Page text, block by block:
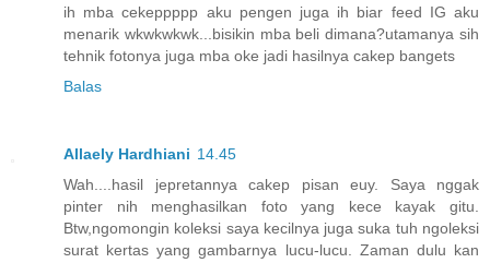
ih mba cekeppppp aku pengen juga ih biar feed IG aku
menarik wkwkwkwk...bisikin mba beli dimana?utamanya sih
tehnik fotonya juga mba oke jadi hasilnya cakep bangets
Balas
Allaely Hardhiani 14.45
Wah....hasil jepretannya cakep pisan euy. Saya nggak
pinter nih menghasilkan foto yang kece kayak gitu.
Btw,ngomongin koleksi saya kecilnya juga suka tuh ngoleksi
surat kertas yang gambarnya lucu-lucu. Zaman dulu kan